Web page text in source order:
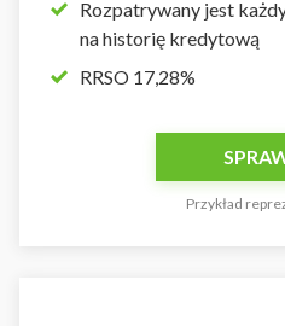
Rozpatrywany jest
na historię kredytową
RRSO 17,28%
Przykład